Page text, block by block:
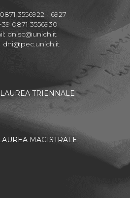
3556922 - 6927
0871 3556930
dnisc@unich.it
dni@pec.unich.it
TRIENNALE
MAGISTRALE